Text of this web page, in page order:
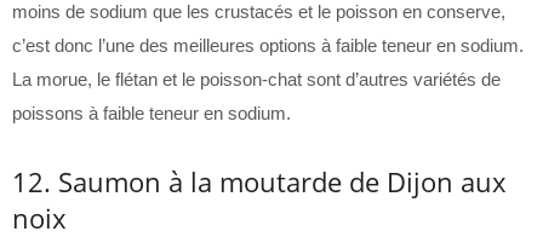
moins de sodium que les crustacés et le poisson en conserve,
c’est donc l’une des meilleures options à faible teneur en sodium.
La morue, le flétan et le poisson-chat sont d’autres variétés de
poissons à faible teneur en sodium.
12. Saumon à la moutarde de Dijon aux
noix